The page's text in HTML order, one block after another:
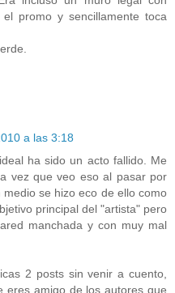
promo y sencillamente toca
a las 3:18
ha sido un acto fallido. Me
vez que veo eso al pasar por
se hizo eco de ello como
principal del "artista" pero
manchada y con muy mal
2 posts sin venir a cuento,
eres amigo de los autores que